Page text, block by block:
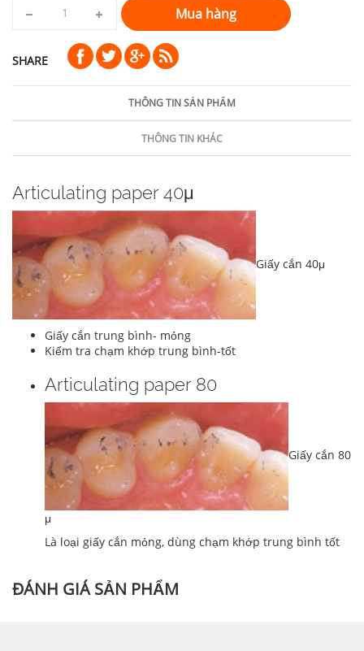
Mua hàng
SHARE
THÔNG TIN SẢN PHẨM
THÔNG TIN KHÁC
Articulating paper 40μ
Giấy cắn 40μ
Giấy cắn trung bình- mỏng
Kiểm tra chạm khớp trung bình-tốt
Articulating paper 80
Giấy cắn 80
μ
Là loại giấy cắn mỏng, dùng chạm khớp trung bình tốt
ĐÁNH GIÁ SẢN PHẨM